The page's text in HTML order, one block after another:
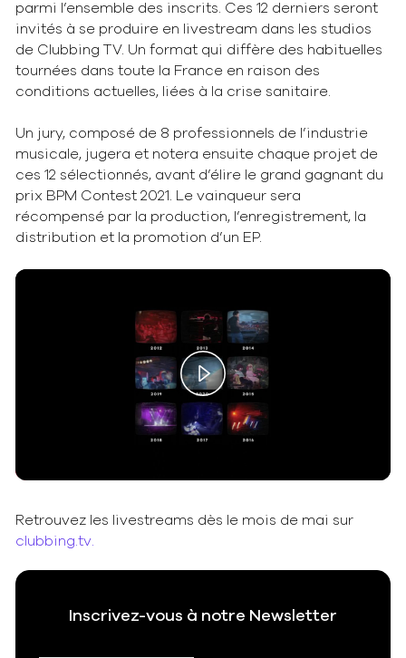
parmi l’ensemble des inscrits. Ces 12 derniers seront
invités à se produire en livestream dans les studios
de Clubbing TV. Un format qui diffère des habituelles
tournées dans toute la France en raison des
conditions actuelles, liées à la crise sanitaire.
Un jury, composé de 8 professionnels de l’industrie
musicale, jugera et notera ensuite chaque projet de
ces 12 sélectionnés, avant d’élire le grand gagnant du
prix BPM Contest 2021. Le vainqueur sera
récompensé par la production, l’enregistrement, la
distribution et la promotion d’un EP.
Play
Video
Retrouvez les livestreams dès le mois de mai sur
clubbing.tv.
Inscrivez-vous à notre Newsletter